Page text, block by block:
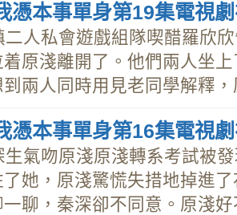
憑本事單身第19集電視
二人私會遊戲組隊喫醋羅欣
原淺離開了。他們兩人坐
兩人同時用見老同學解釋，
憑本事單身第16集電視
生氣吻原淺原淺轉系考試被
她，原淺驚慌失措地掉進
聊，秦深卻不同意。原淺